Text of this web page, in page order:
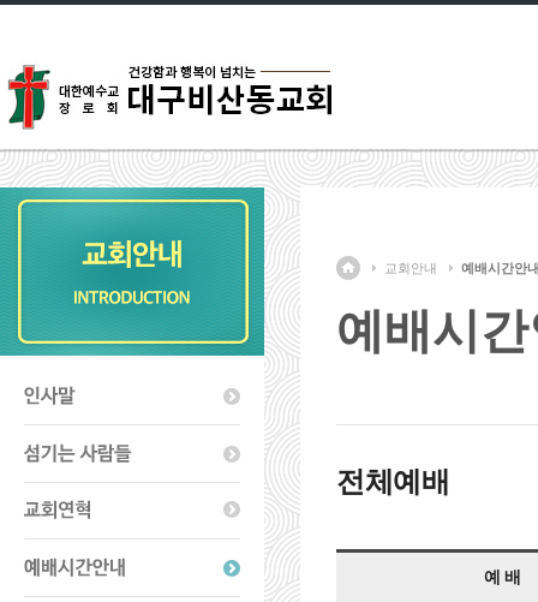
교회안내 예배시간안
예배시
전체예배
예 배